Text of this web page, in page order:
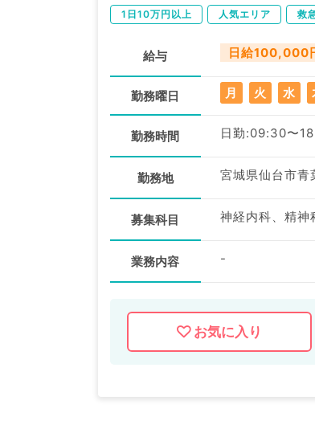
1日10万円以上 人気エリア 救
給与 日給100,000
勤務曜日 月 火 水
勤務時間 日勤:09:30〜
勤務地 宮城県仙台市青
募集科目
業務内容 -
お気に入り